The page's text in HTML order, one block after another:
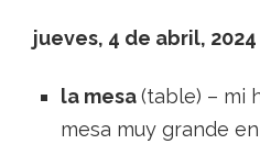
jueves, 4 de abril,
la mesa(table) – mi
mesa muy grande